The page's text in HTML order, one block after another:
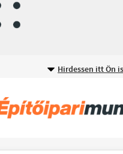
Hirdessen itt Ön